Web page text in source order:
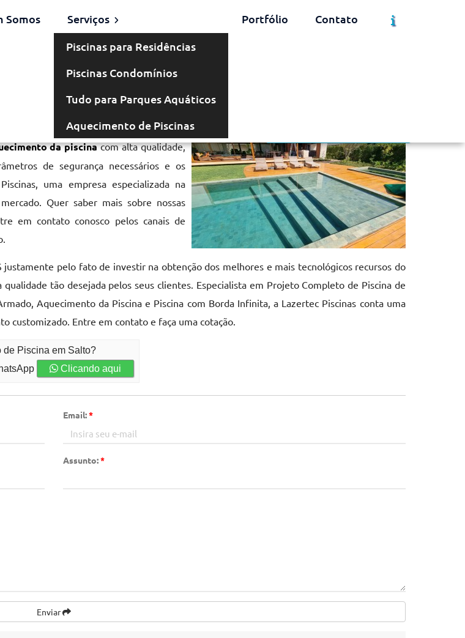
Somos
Serviços
Piscinas para Residências
Piscinas Condomínios
Tudo para Parques Aquáticos
Aquecimento de Piscinas
Portfólio Contato
da piscinacom alta qualidade,
de segurança necessários e os
uma empresa especializada na
Quer saber mais sobre nossas
em contato conosco pelos canais de
pelo fato de investir na obtenção dos melhores e mais tecnológicos recursos do
tão desejada pelos seus clientes. Especialista em Projeto Completo de Piscina de
Aquecimento da Piscina e Piscina com Borda Infinita, a Lazertec Piscinas conta uma
customizado. Entre em contato e faça uma cotação.
de Piscina em Salto?
Clicando aqui
Email:*
Assunto:*
Enviar